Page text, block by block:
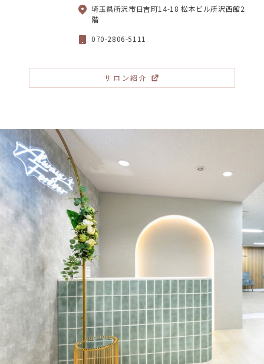
埼玉県所沢市日吉町14-18 松本ビル所沢西館2
階
070-2806-5111
サロン紹介